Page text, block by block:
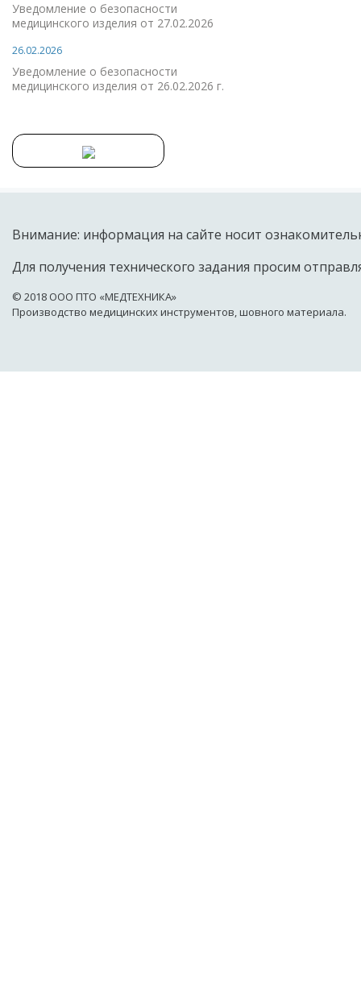
Уведомление о безопасности
медицинского изделия от 27.02.2026
26.02.2026
Уведомление о безопасности
медицинского изделия от 26.02.2026 г.
Внимание: информация на сайте носит
Для получения технического задания просим
© 2018 OOO ПТО «МЕДТЕХНИКА»
Производство медицинских инструментов, шовного материала.